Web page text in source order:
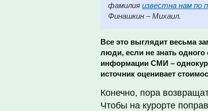
фамилия известна нам по
Финашкин – Михаил.
Все это выглядит весьма
люди, если не знать
информации СМИ –
источник оценивает
Конечно, пора
Чтобы на курорте